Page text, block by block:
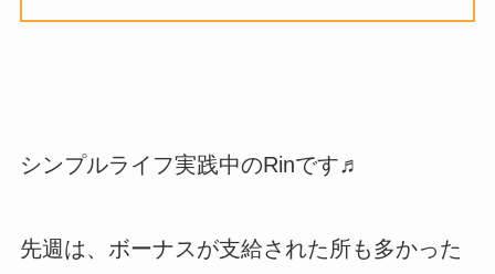
シンプルライフ実践中のRinです♬
先週は、ボーナスが支給された所も多かった